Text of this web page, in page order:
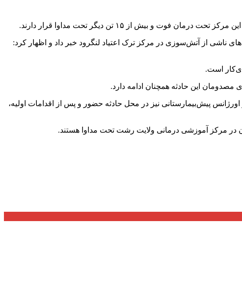
ناشی از آتش‌سوزی در مرکز ترک اعتیاد لنگرود خبر داد و اظهار کرد:
است.
مصدومان این حادثه همچنان ادامه دارد.
پیش‌بیمارستانی نیز در محل حادثه حضور و پس از اقدامات اولیه،